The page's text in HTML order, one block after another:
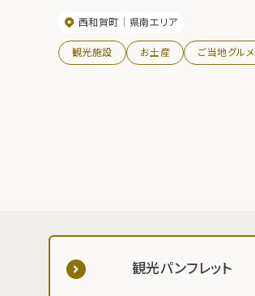
西和賀町 県南エリア
観光施設 お土産 ご当地グルメ
観光パンフレット